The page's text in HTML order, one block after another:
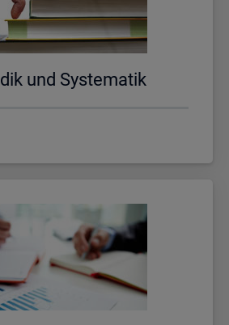
und Sys­te­ma­tik